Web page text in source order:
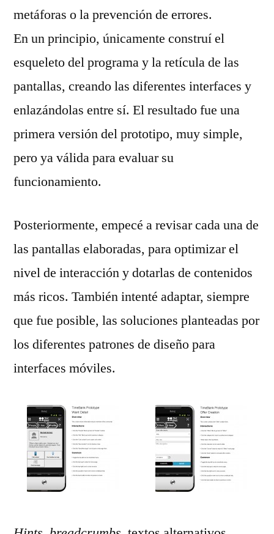
metáforas o la prevención de errores.
En un principio, únicamente construí el
esqueleto del programa y la retícula de las
pantallas, creando las diferentes interfaces y
enlazándolas entre sí. El resultado fue una
primera versión del prototipo, muy simple,
pero ya válida para evaluar su
funcionamiento.
Posteriormente, empecé a revisar cada una de
las pantallas elaboradas, para optimizar el
nivel de interacción y dotarlas de contenidos
más ricos. También intenté adaptar, siempre
que fue posible, las soluciones planteadas por
los diferentes patrones de diseño para
interfaces móviles.